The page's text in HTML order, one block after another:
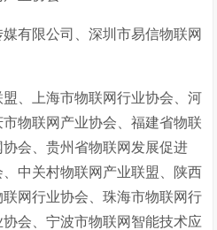
媒有限公司、深圳市易信物联网
盟、上海市物联网行业协会、河
物联网产业协会、福建省物联
会、贵州省物联网发展促进
中关村物联网产业联盟、陕西
网行业协会、珠海市物联网行
会、宁波市物联网智能技术应